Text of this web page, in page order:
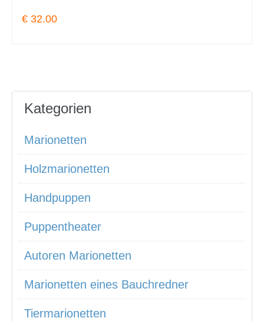
€ 32.00
Kategorien
Marionetten
Holzmarionetten
Handpuppen
Puppentheater
Autoren Marionetten
Marionetten eines Bauchredner
Tiermarionetten